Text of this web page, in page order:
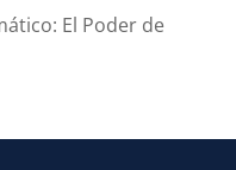
El Poder de